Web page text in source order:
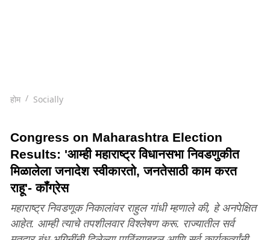
होम Socially
Congress on Maharashtra Election
Results: 'आम्ही महाराष्ट्र विधानसभा निवडणुकीत
मिळालेला जनादेश स्वीकारतो, जनतेसाठी काम करत
राहू'- कॉंग्रेस
महाराष्ट्र निवडणूक निकालांवर राहुल गांधी म्हणाले की, हे अनपेक्षित
आहेत. आम्ही त्याचे तपशीलवार विश्लेषण करू. राज्यातील सर्व